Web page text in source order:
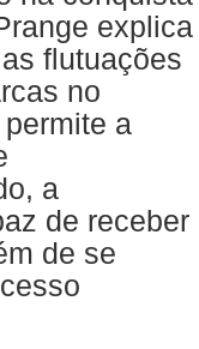
explica
flutuações
no
a
a
de receber
de se